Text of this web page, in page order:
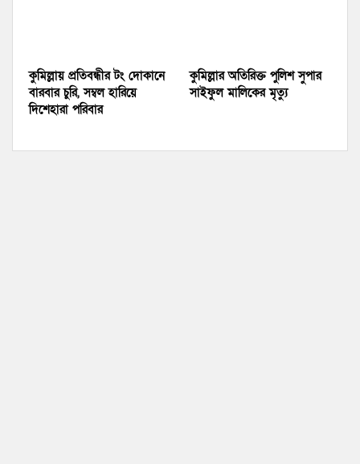
কুমিল্লায় প্রতিবন্ধীর টং দোকানে
বারবার চুরি, সম্বল হারিয়ে
দিশেহারা পরিবার
কুমিল্লার অতিরিক্ত পুলিশ সুপার
সাইফুল মালিকের মৃত্যু